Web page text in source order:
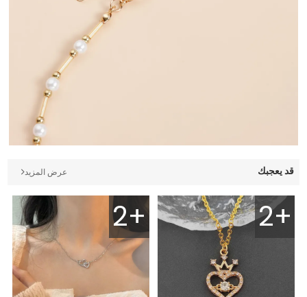
قد يعجبك عرض المزيد
2+
2+